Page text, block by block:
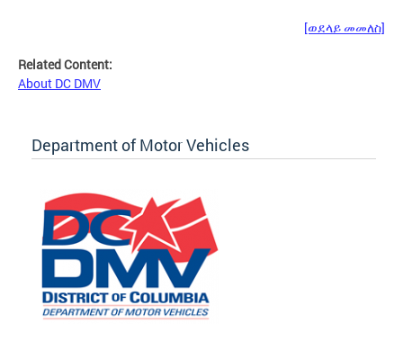
[ወደላይ መመለስ]
Related Content:
About DC DMV
Department of Motor Vehicles